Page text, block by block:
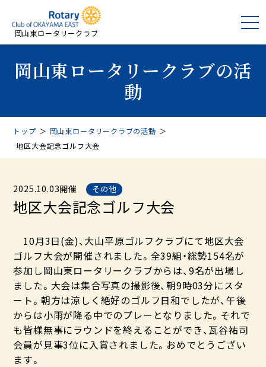
岡山東ロータリークラブ
岡山東ロータリークラブの活
動
トップ ＞ 岡山東ロータリークラブの活動 ＞
地区大会記念ゴルフ大会
2025.10.03開催 その他
地区大会記念ゴルフ大会
10月3日(金)、大山平原ゴルフクラブにて地区大会
ゴルフ大会が開催されました。全39組・総勢154名が
参加し岡山東ロータリークラブからは、9名が出場し
ました。大会は集合写真の撮影後、朝9時03分にスタ
ート。朝方は涼しく絶好のゴルフ日和でしたが、午後
からは小雨が降る中でのプレーとなりました。それで
も皆様無事にラウンドを終えることができ、瓦谷祐司
会員が見事3位に入賞されました。おめでとうござい
ます。